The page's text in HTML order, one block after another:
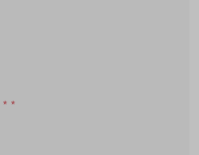
* *